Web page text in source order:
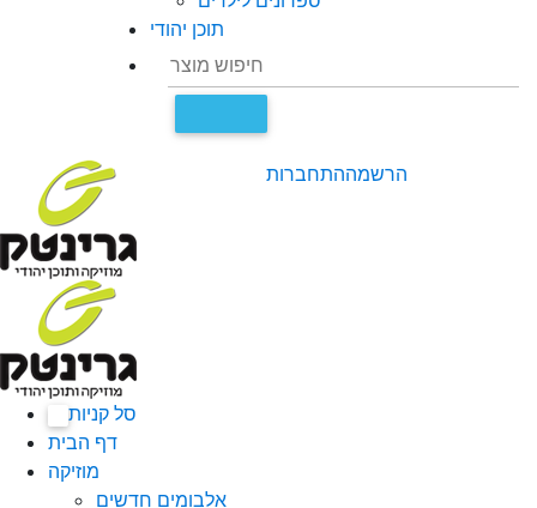
תוכן יהודי
התחברותהרשמה
סל קניות
דף הבית
מוזיקה
אלבומים חדשים